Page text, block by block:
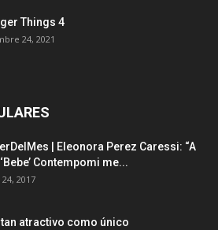
Things 4
24, 2021
| Eleonora Perez Caressi: “A
Contempomi me...
2017
atractivo como único